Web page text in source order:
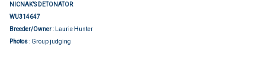
NICNAK’S DETONATOR
WU314647
Breeder/Owner: Laurie Hunter
Photos: Group judging